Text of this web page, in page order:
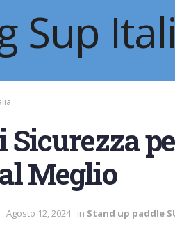
Meglio
Agosto 12, 2024 in Stand up paddle